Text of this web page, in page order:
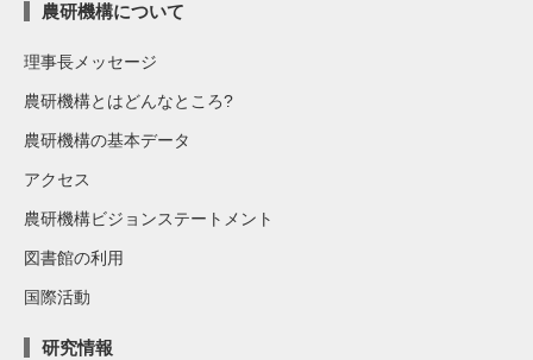
農研機構について
理事長メッセージ
農研機構とはどんなところ?
農研機構の基本データ
アクセス
農研機構ビジョンステートメント
図書館の利用
国際活動
研究情報